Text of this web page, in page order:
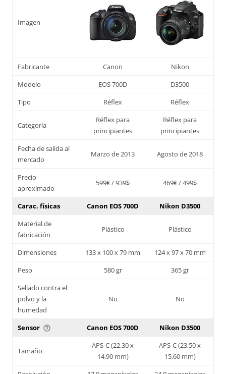
Imagen
Fabricante Canon
Nikon
Modelo
EOS 700D
D3500
Tipo
Réflex Réflex
Categoría
Réflex para
principiantes
Réflex para
principiantes
Fecha de salida al
mercado
Marzo de 2013 Agosto de 2018
Precio
aproximado
599€ / 939$ 469€ / 499$
Carac. físicas Canon EOS 700D
Nikon D3500
Material de
fabricación
Plástico Plástico
Dimensiones 133 x 100 x 79 mm
124 x 97 x 70 mm
Peso
580 gr
365 gr
Sellado contra el
polvo y la
humedad
No No
Sensor help_outline Canon EOS 700D Nikon D3500
Tamaño
APS-C (22,30 x
14,90 mm)
APS-C (23,50 x
15,60 mm)